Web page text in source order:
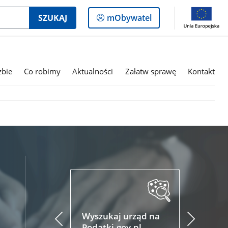
SZUKAJ
Logowanie
do
mObywatel
Co robimy Aktualności Załatw sprawę Kontakt
Wyszukaj urząd na